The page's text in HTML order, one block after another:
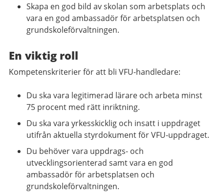
Skapa en god bild av skolan som arbetsplats och
vara en god ambassadör för arbetsplatsen och
grundskoleförvaltningen.
En viktig roll
Kompetenskriterier för att bli VFU-handledare:
Du ska vara legitimerad lärare och arbeta minst
75 procent med rätt inriktning.
Du ska vara yrkesskicklig och insatt i uppdraget
utifrån aktuella styrdokument för VFU-uppdraget.
Du behöver vara uppdrags- och
utvecklingsorienterad samt vara en god
ambassadör för arbetsplatsen och
grundskoleförvaltningen.